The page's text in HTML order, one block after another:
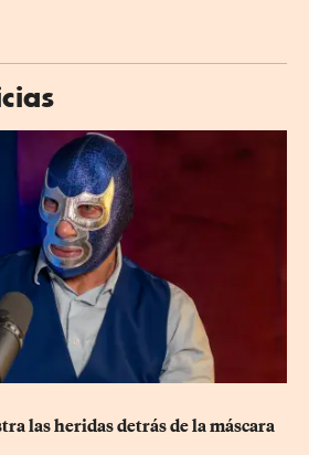
las heridas detrás de la máscara